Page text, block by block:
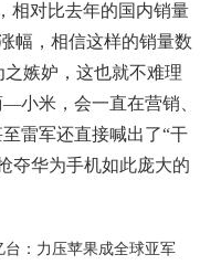
相对比去年的国内销量
幅，相信这样的销量数
嫉妒，这也就不难理
小米，会一直在营销、
雷军还直接喊出了“干
夺华为手机如此庞大的